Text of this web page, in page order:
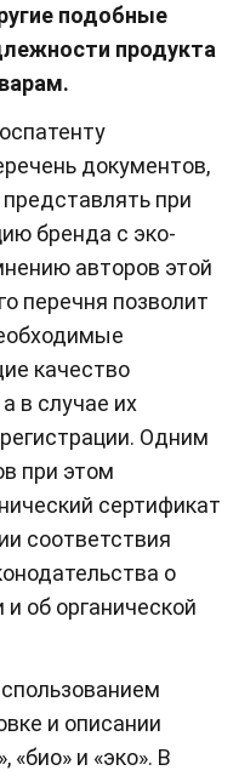
подобные
продукта
документов,
при
бренда с эко-
авторов этой
перечня позволит
качество
в случае их
Одним
при этом
сертификат
соответствия
о
об органической
и описании
«био» и «эко». В